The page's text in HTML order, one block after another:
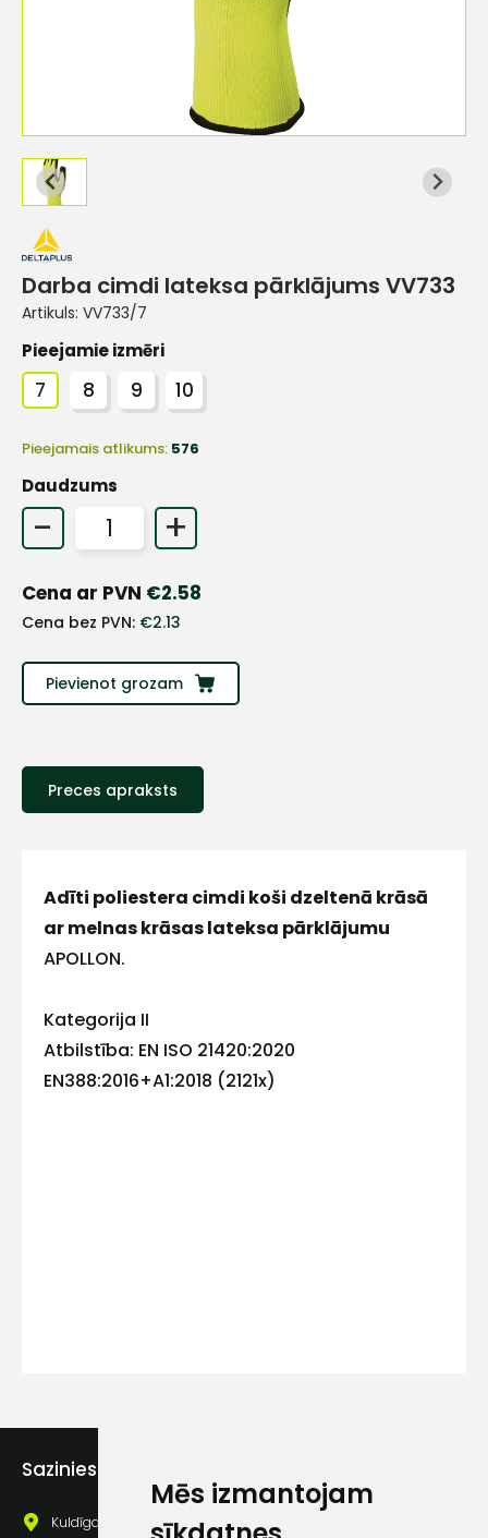
Mēs izmantojam
Darba cimdi lateksa pārklājums VV733
Artikuls: VV733/7
Pieejamie izmēri
7 8 9 10
Pieejamais atlikums: 576
Daudzums
- +
Cena ar PVN €2.58
Cena bez PVN: €2.13
Pievienot grozam
Preces apraksts
Adīti poliestera cimdi koši dzeltenā krāsā
ar melnas krāsas lateksa pārklājumu
APOLLON.
Kategorija II
Atbilstība: EN ISO 21420:2020
EN388:2016+A1:2018 (2121x)
Sazinies ar mums
Kuldīgas iela 69a, Saldus, Saldus nov., LV - 3801
Piekrītu saņemt
+